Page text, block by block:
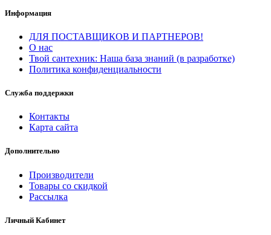
Информация
ДЛЯ ПОСТАВЩИКОВ И ПАРТНЕРОВ!
О нас
Твой сантехник: Наша база знаний (в разработке)
Политика конфиденциальности
Служба поддержки
Контакты
Карта сайта
Дополнительно
Производители
Товары со скидкой
Рассылка
Личный Кабинет